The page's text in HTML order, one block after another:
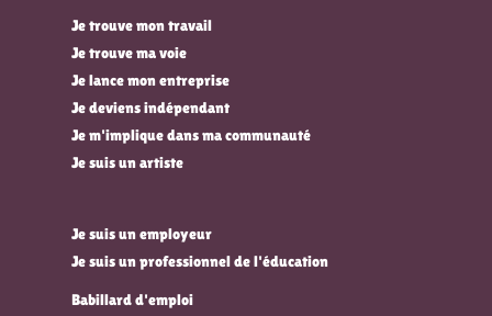
Je trouve mon travail
Je trouve ma voie
Je lance mon entreprise
Je deviens indépendant
Je m'implique dans ma communauté
Je suis un artiste
Je suis un employeur
Je suis un professionnel de l'éducation
Babillard d'emploi